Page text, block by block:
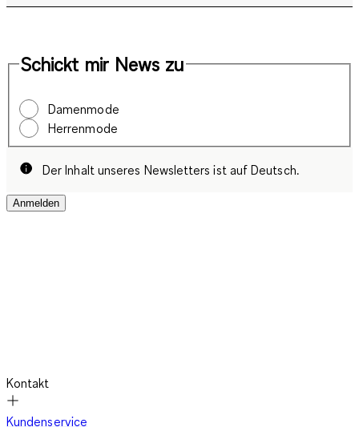
Schickt mir News zu
Damenmode
Herrenmode
Der Inhalt unseres Newsletters ist auf Deutsch.
Anmelden
Kontakt
Kundenservice